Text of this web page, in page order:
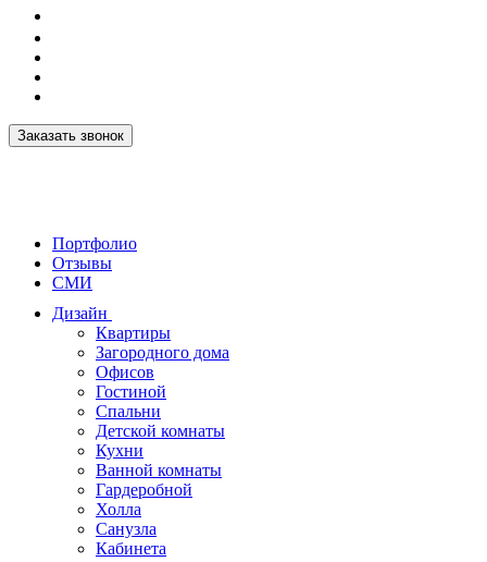
Заказать звонок
Портфолио
Отзывы
СМИ
Дизайн
Квартиры
Загородного дома
Офисов
Гостиной
Спальни
Детской комнаты
Кухни
Ванной комнаты
Гардеробной
Холла
Санузла
Кабинета